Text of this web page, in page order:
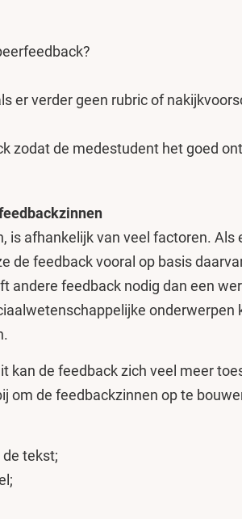
er verder geen rubric of
zodat de medestudent het goed
is afhankelijk van veel factoren. Als
de feedback vooral op basis
andere feedback nodig dan een
onderwerpen
kan de feedback zich veel meer
om de feedbackzinnen op te
tekst;